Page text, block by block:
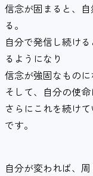
信念が固まると、
る。
自分で発信し続け
るようになり
信念が強固なものに
そして、自分の使
さらにこれを続け
です。
自分が変われば、